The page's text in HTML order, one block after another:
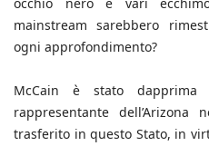
mainstream sarebbero
ogni approfondimento?
McCain è stato dapprima
rappresentante dell’Arizona
trasferito in questo Stato, in